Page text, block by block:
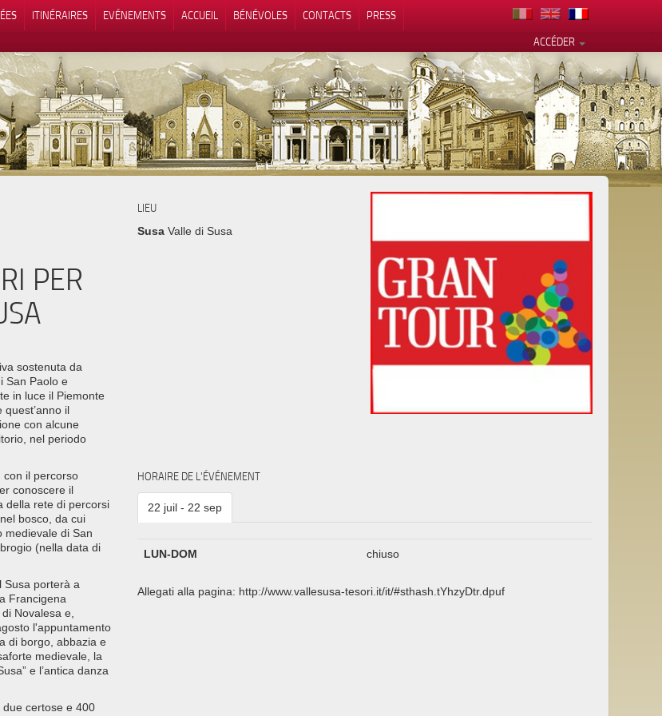
ITINÉRAIRES EVÉNEMENTS ACCUEIL BÉNÉVOLES CONTACTS
PRESS
ACCÉDER
PER
sostenuta da
San Paolo e
in luce il Piemonte
il
con alcune
nel periodo
con il percorso
conoscere il
della rete di percorsi
bosco, da cui
medievale di San
(nella data di
Susa porterà a
Francigena
Novalesa e,
l'appuntamento
di borgo, abbazia e
medievale, la
e l’antica danza
certose e 400
LIEU
SusaValle di Susa
HORAIRE DE L'ÉVÉNEMENT
22 juil - 22 sep
LUN-DOM chiuso
Allegati alla pagina: http://www.vallesusa-tesori.it/it/#sthash.tYhzyDtr.dpuf
Vos choix en matière de confidentialité